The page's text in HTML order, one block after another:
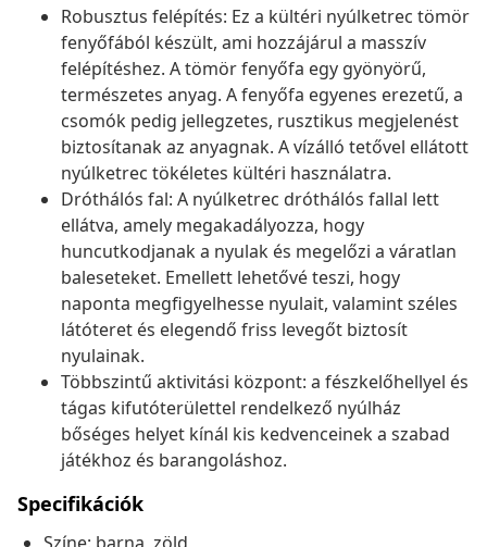
Robusztus felépítés: Ez a kültéri nyúlketrec tömör
fenyőfából készült, ami hozzájárul a masszív
felépítéshez. A tömör fenyőfa egy gyönyörű,
természetes anyag. A fenyőfa egyenes erezetű, a
csomók pedig jellegzetes, rusztikus megjelenést
biztosítanak az anyagnak. A vízálló tetővel ellátott
nyúlketrec tökéletes kültéri használatra.
Dróthálós fal: A nyúlketrec dróthálós fallal lett
ellátva, amely megakadályozza, hogy
huncutkodjanak a nyulak és megelőzi a váratlan
baleseteket. Emellett lehetővé teszi, hogy
naponta megfigyelhesse nyulait, valamint széles
látóteret és elegendő friss levegőt biztosít
nyulainak.
Többszintű aktivitási központ: a fészkelőhellyel és
tágas kifutóterülettel rendelkező nyúlház
bőséges helyet kínál kis kedvenceinek a szabad
játékhoz és barangoláshoz.
Specifikációk